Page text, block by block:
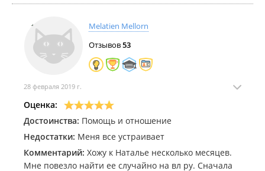
Melatien Mellorn
Отзывов53
28 февраля 2019 г.
Оценка:
Достоинства: Помощь и отношение
Недостатки: Меня все устраивает
Комментарий: Хожу к Наталье несколько месяцев.
Мне повезло найти ее случайно на вл ру. Сначала